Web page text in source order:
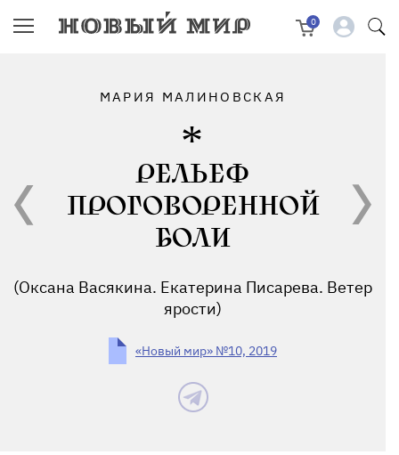
0
МАРИЯ МАЛИНОВСКАЯ
РЕЛЬЕФ
ПРОГОВОРЕННОЙ
БОЛИ
(Оксана Васякина. Екатерина Писарева. Ветер
ярости)
«Новый мир» №10, 2019